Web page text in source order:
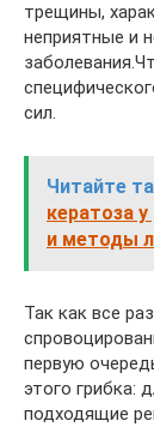
трещины,
неприятные и
сил.
Читайте
кератоза
и методы
Так как все
первую
этого грибка:
подходящие